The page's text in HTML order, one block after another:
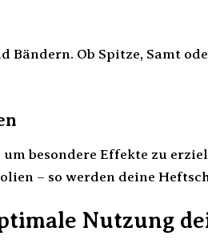
Bändern. Ob Spitze, Samt
besondere Effekte zu
– so werden deine
Nutzung